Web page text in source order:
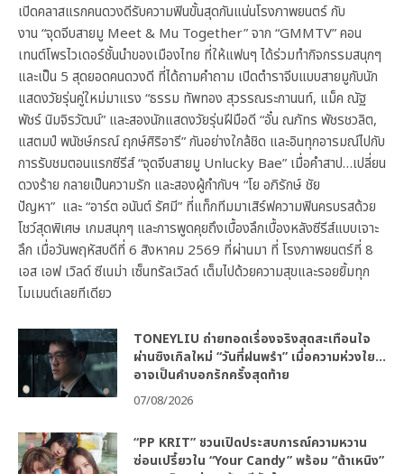
เปิดคลาสแรกคนดวงดีรับความฟินขั้นสุดกันแน่นโรงภาพยนตร์ กับ
งาน “จุดจีบสายมู Meet & Mu Together” จาก “GMMTV” คอน
เทนต์โพรไวเดอร์ชั้นนำของเมืองไทย ที่ให้แฟนๆ ได้ร่วมทำกิจกรรมสนุกๆ
และเป็น 5 สุดยอดคนดวงดี ที่ได้ถามคำถาม เปิดตำราจีบแบบสายมูกับนัก
แสดงวัยรุ่นคู่ใหม่มาแรง “ธรรม ทัพทอง สุวรรณระกานนท์, แม็ค ณัฐ
พัชร์ นิมจิรวัฒน์” และสองนักแสดงวัยรุ่นฝีมือดี “อั๋น ณภัทร พัชรชวลิต,
แสตมป์ พนัชษ์กรณ์ ฤกษ์ศิริอารี” กันอย่างใกล้ชิด และอินทุกอารมณ์ไปกับ
การรับชมตอนแรกซีรีส์ “จุดจีบสายมู Unlucky Bae” เมื่อคำสาป…เปลี่ยน
ดวงร้าย กลายเป็นความรัก และสองผู้กำกับฯ “โย อภิรักษ์ ชัย
ปัญหา” และ “อาร์ต อนันต์ รัศมี” ที่แท็กทีมมาเสิร์ฟความฟินครบรสด้วย
โชว์สุดพิเศษ เกมสนุกๆ และการพูดคุยถึงเบื้องลึกเบื้องหลังซีรีส์แบบเจาะ
ลึก เมื่อวันพฤหัสบดีที่ 6 สิงหาคม 2569 ที่ผ่านมา ที่ โรงภาพยนตร์ที่ 8
เอส เอฟ เวิลด์ ซีเนม่า เซ็นทรัลเวิลด์ เต็มไปด้วยความสุขและรอยยิ้มทุก
โมเมนต์เลยทีเดียว
TONEYLIU ถ่ายทอดเรื่องจริงสุดสะเทือนใจ
ผ่านซิงเกิลใหม่ “วันที่ฝนพรำ” เมื่อความห่วงใย…
อาจเป็นคำบอกรักครั้งสุดท้าย
07/08/2026
“PP KRIT” ชวนเปิดประสบการณ์ความหวาน
ซ่อนเปรี้ยวใน “Your Candy” พร้อม “ต้าเหนิง”